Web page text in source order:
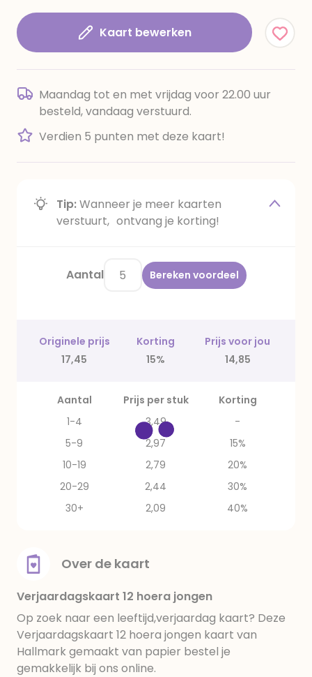
Kaart bewerken
Maandag tot en met vrijdag voor 22.00 uur
besteld, vandaag verstuurd.
Verdien 5 punten met deze kaart!
Tip:Wanneer je meer kaarten
verstuurt, ontvang je korting!
Aantal Bereken voordeel
Originele prijs Korting
Prijs voor jou
17,45
15% 14,85
Aantal Prijs per stuk
Korting
1-4
3,49
-
5-9
2,97
15%
10-19
2,79
20%
20-29
2,44
30%
30+
2,09 40%
Over de kaart
Verjaardagskaart 12 hoera jongen
Op zoek naar een leeftijd,verjaardag kaart? Deze
Verjaardagskaart 12 hoera jongen kaart van
Hallmark gemaakt van papier bestel je
gemakkelijk bij ons online.